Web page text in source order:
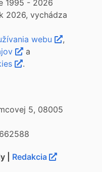
1995 - 2026
2026, vychádza
webu
,
a
.
5, 08005
| Redakcia